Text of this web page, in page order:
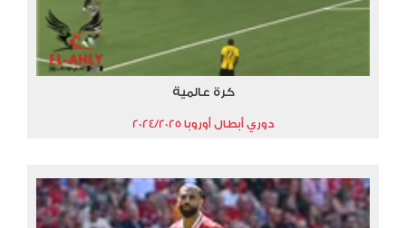
كرة عالمية
دوري أبطال أوروبا 2024/2025